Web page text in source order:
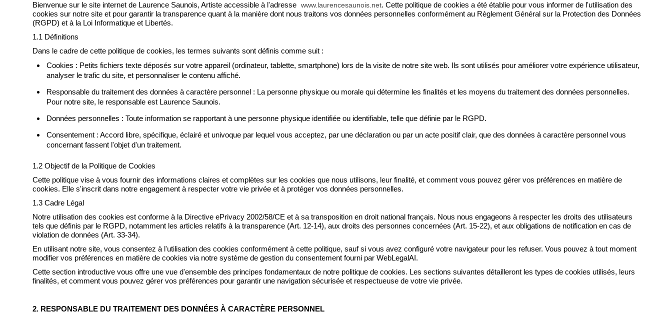
Bienvenue sur le site internet de Laurence Saunois, Artiste accessible à l'adresse www.laurencesaunois.net. Cette politique de cookies a été établie pour vous informer de l'utilisation des
cookies sur notre site et pour garantir la transparence quant à la manière dont nous traitons vos données personnelles conformément au Règlement Général sur la Protection des Données
(RGPD) et à la Loi Informatique et Libertés.
1.1 Définitions
Dans le cadre de cette politique de cookies, les termes suivants sont définis comme suit :
Cookies : Petits fichiers texte déposés sur votre appareil (ordinateur, tablette, smartphone) lors de la visite de notre site web. Ils sont utilisés pour améliorer votre expérience utilisateur,
analyser le trafic du site, et personnaliser le contenu affiché.
Responsable du traitement des données à caractère personnel : La personne physique ou morale qui détermine les finalités et les moyens du traitement des données personnelles.
Pour notre site, le responsable est Laurence Saunois.
Données personnelles : Toute information se rapportant à une personne physique identifiée ou identifiable, telle que définie par le RGPD.
Consentement : Accord libre, spécifique, éclairé et univoque par lequel vous acceptez, par une déclaration ou par un acte positif clair, que des données à caractère personnel vous
concernant fassent l'objet d'un traitement.
1.2 Objectif de la Politique de Cookies
Cette politique vise à vous fournir des informations claires et complètes sur les cookies que nous utilisons, leur finalité, et comment vous pouvez gérer vos préférences en matière de
cookies. Elle s'inscrit dans notre engagement à respecter votre vie privée et à protéger vos données personnelles.
1.3 Cadre Légal
Notre utilisation des cookies est conforme à la Directive ePrivacy 2002/58/CE et à sa transposition en droit national français. Nous nous engageons à respecter les droits des utilisateurs
tels que définis par le RGPD, notamment les articles relatifs à la transparence (Art. 12-14), aux droits des personnes concernées (Art. 15-22), et aux obligations de notification en cas de
violation de données (Art. 33-34).
En utilisant notre site, vous consentez à l'utilisation des cookies conformément à cette politique, sauf si vous avez configuré votre navigateur pour les refuser. Vous pouvez à tout moment
modifier vos préférences en matière de cookies via notre système de gestion du consentement fourni par WebLegalAI.
Cette section introductive vous offre une vue d'ensemble des principes fondamentaux de notre politique de cookies. Les sections suivantes détailleront les types de cookies utilisés, leurs
finalités, et comment vous pouvez gérer vos préférences pour garantir une navigation sécurisée et respectueuse de votre vie privée.
2. RESPONSABLE DU TRAITEMENT DES DONNÉES À CARACTÈRE PERSONNEL